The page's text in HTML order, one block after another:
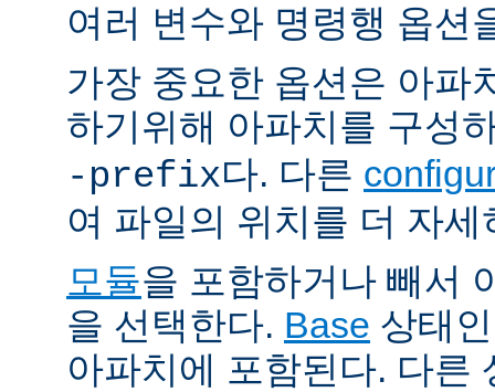
여러 변수와 명령행 옵션
가장 중요한 옵션은 아파
하기위해 아파치를 구성
-prefix다. 다른
여 파일의 위치를 더 자
모듈을 포함하거나 빼서
을 선택한다. Base 상태
아파치에 포함된다. 다른